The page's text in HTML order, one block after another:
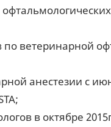
ветеринарной
анестезии с
в октябре